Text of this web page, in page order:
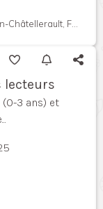
France
lecteurs
3 ans) et